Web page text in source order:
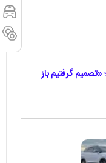
«تصمیم گرفتیم باز